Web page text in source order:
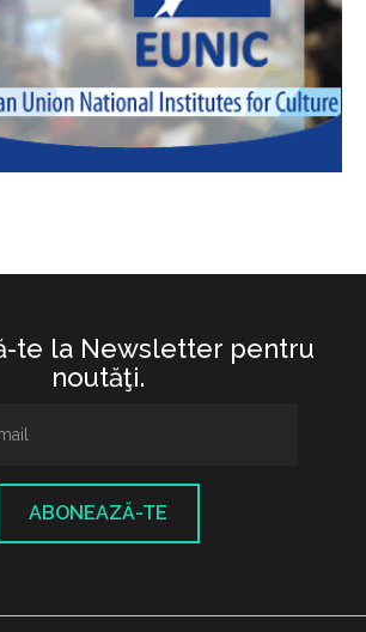
te la Newsletter pentru
noutăţi.
ABONEAZĂ-TE